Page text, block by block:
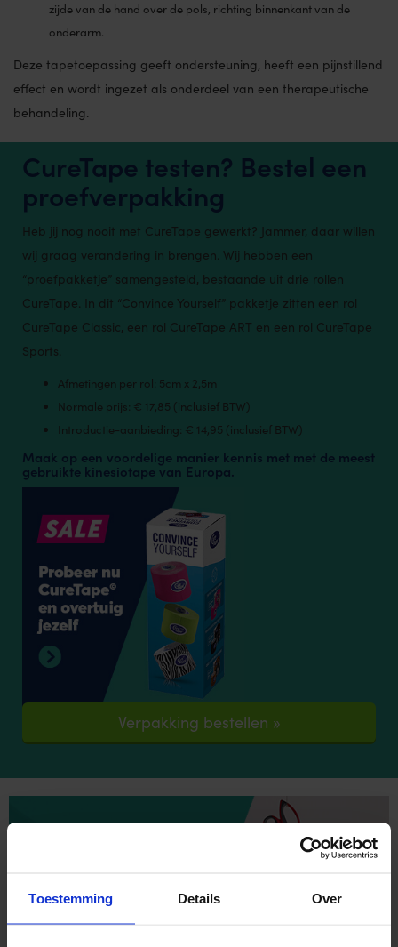
Toestemming Details Over
zijde van de hand over de pols, richting binnenkant van de
onderarm.
Deze tapetoepassing geeft ondersteuning, heeft een pijnstillend
effect en wordt ingezet als onderdeel van een therapeutische
behandeling.
CureTape testen? Bestel een
proefverpakking
Heb jij nog nooit met CureTape gewerkt? Jammer, daar willen
wij graag verandering in brengen. Wij hebben een
“proefpakketje” samengesteld, bestaande uit drie rollen
CureTape. In dit “Convince Yourself” pakketje zitten een rol
CureTape Classic, een rol CureTape ART en een rol CureTape
Sports.
Afmetingen per rol: 5cm x 2,5m
Normale prijs: € 17,85 (inclusief BTW)
Introductie-aanbieding: € 14,95 (inclusief BTW)
Maak op een voordelige manier kennis met met de meest
gebruikte kinesiotape van Europa.
Verpakking bestellen »